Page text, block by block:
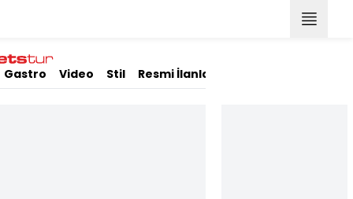
Gastro Video Stil Resmi İlanlar